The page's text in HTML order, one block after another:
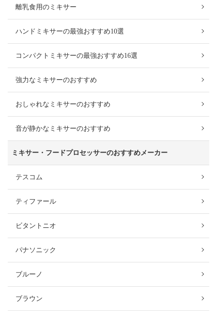
離乳食用のミキサー
ハンドミキサーの最強おすすめ10選
コンパクトミキサーの最強おすすめ16選
強力なミキサーのおすすめ
おしゃれなミキサーのおすすめ
音が静かなミキサーのおすすめ
ミキサー・フードプロセッサーのおすすめメーカー
テスコム
ティファール
ビタントニオ
パナソニック
ブルーノ
ブラウン